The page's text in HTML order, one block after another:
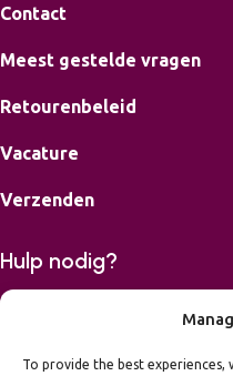
To provide the best experiences,
Contact
Meest gestelde vragen
Retourenbeleid
Vacature
Verzenden
Hulp nodig?
Bereikbaar op maandag,